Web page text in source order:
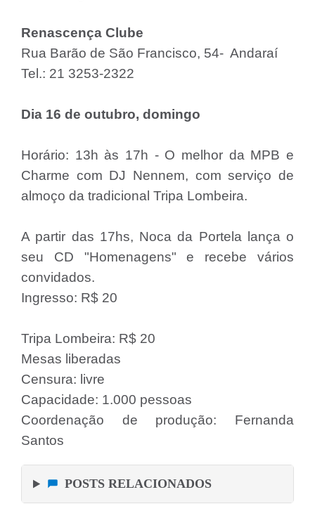
Renascença Clube
Rua Barão de São Francisco, 54- Andaraí
Tel.: 21 3253-2322
Dia 16 de outubro, domingo
Horário: 13h às 17h - O melhor da MPB e
Charme com DJ Nennem, com serviço de
almoço da tradicional Tripa Lombeira.
A partir das 17hs, Noca da Portela lança o
seu CD "Homenagens" e recebe vários
convidados.
Ingresso: R$ 20
Tripa Lombeira: R$ 20
Mesas liberadas
Censura: livre
Capacidade: 1.000 pessoas
Coordenação de produção: Fernanda
Santos
POSTS RELACIONADOS